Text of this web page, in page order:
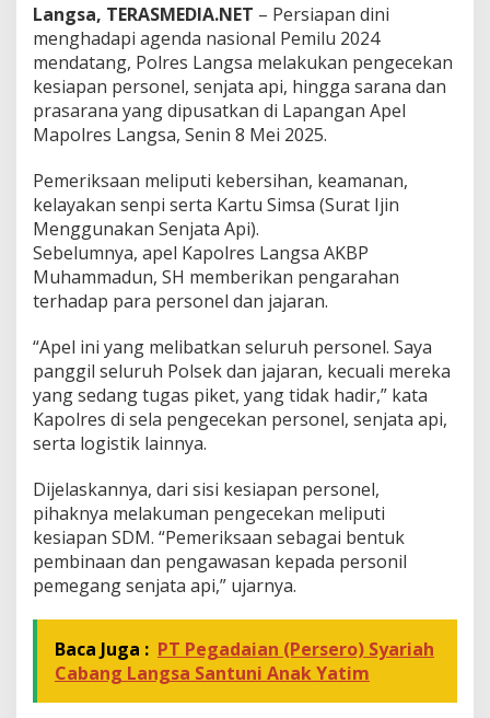
o
n
e
l
S
e
p
i
d
a
n
S
a
r
n
a
O
p
e
r
s
i
o
n
a
l
Langsa, TERASMEDIA.NET – Persiapan dini
menghadapi agenda nasional Pemilu 2024
mendatang, Polres Langsa melakukan pengecekan
kesiapan personel, senjata api, hingga sarana dan
prasarana yang dipusatkan di Lapangan Apel
Mapolres Langsa, Senin 8 Mei 2025.
Pemeriksaan meliputi kebersihan, keamanan,
kelayakan senpi serta Kartu Simsa (Surat Ijin
Menggunakan Senjata Api).
Sebelumnya, apel Kapolres Langsa AKBP
Muhammadun, SH memberikan pengarahan
terhadap para personel dan jajaran.
“Apel ini yang melibatkan seluruh personel. Saya
panggil seluruh Polsek dan jajaran, kecuali mereka
yang sedang tugas piket, yang tidak hadir,” kata
Kapolres di sela pengecekan personel, senjata api,
serta logistik lainnya.
Dijelaskannya, dari sisi kesiapan personel,
pihaknya melakuman pengecekan meliputi
kesiapan SDM. “Pemeriksaan sebagai bentuk
pembinaan dan pengawasan kepada personil
pemegang senjata api,” ujarnya.
Baca Juga : PT Pegadaian (Persero) Syariah
Cabang Langsa Santuni Anak Yatim